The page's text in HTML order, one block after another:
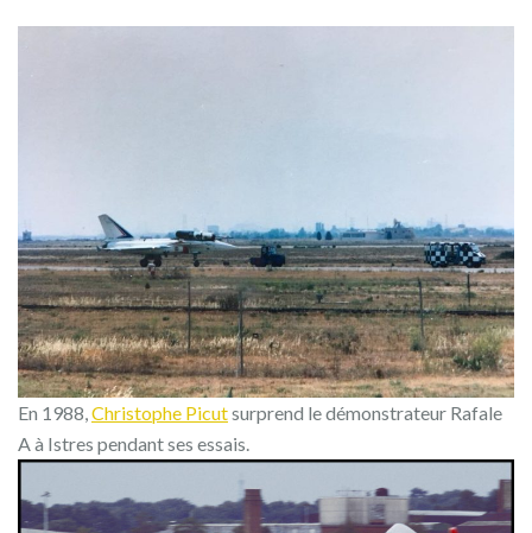
En 1988,Christophe Picutsurprend le démonstrateur Rafale
A à Istres pendant ses essais.